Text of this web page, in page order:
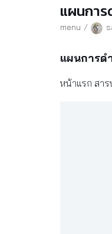
แผนการ
menu
แผนการด
หน้าแรก สา